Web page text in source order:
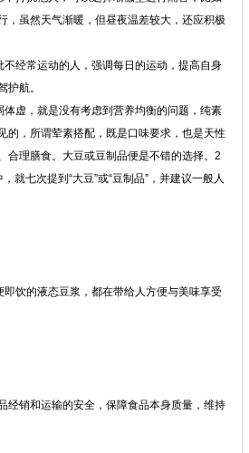
，虽然天气渐暖，但昼夜温差较大，还应积极
经常运动的人，强调每日的运动，提高自身
航。
虚，就是没有考虑到营养均衡的问题，纯素
的，所谓荤素搭配，既是口味要求，也是天性
合理膳食。大豆或豆制品便是不错的选择。2
就七次提到“大豆”或“豆制品”，并建议一般人
饮的液态豆浆，都在带给人方便与美味享受
经销和运输的安全，保障食品本身质量，维持